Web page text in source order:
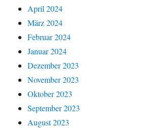
April 2024
März 2024
Februar 2024
Januar 2024
Dezember 2023
November 2023
Oktober 2023
September 2023
August 2023